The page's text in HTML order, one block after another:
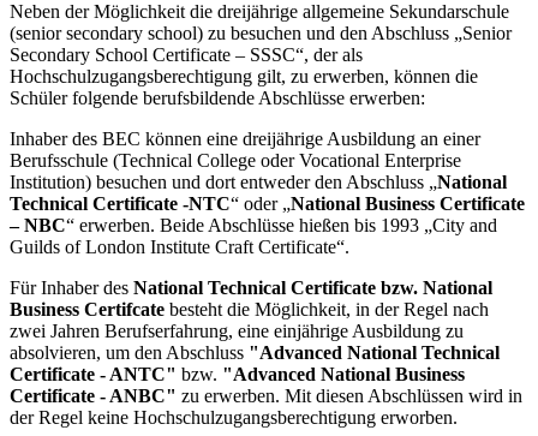
Neben der Möglichkeit die dreijährige allgemeine Sekundarschule
(senior secondary school) zu besuchen und den Abschluss „Senior
Secondary School Certificate – SSSC“, der als
Hochschulzugangsberechtigung gilt, zu erwerben, können die
Schüler folgende berufsbildende Abschlüsse erwerben:
Inhaber des BEC können eine dreijährige Ausbildung an einer
Berufsschule (Technical College oder Vocational Enterprise
Institution) besuchen und dort entweder den Abschluss „National
Technical Certificate -NTC“ oder „National Business Certificate
– NBC“ erwerben. Beide Abschlüsse hießen bis 1993 „City and
Guilds of London Institute Craft Certificate“.
Für Inhaber des National Technical Certificate bzw. National
Business Certifcate besteht die Möglichkeit, in der Regel nach
zwei Jahren Berufserfahrung, eine einjährige Ausbildung zu
absolvieren, um den Abschluss "Advanced National Technical
Certificate - ANTC" bzw. "Advanced National Business
Certificate - ANBC" zu erwerben. Mit diesen Abschlüssen wird in
der Regel keine Hochschulzugangsberechtigung erworben.